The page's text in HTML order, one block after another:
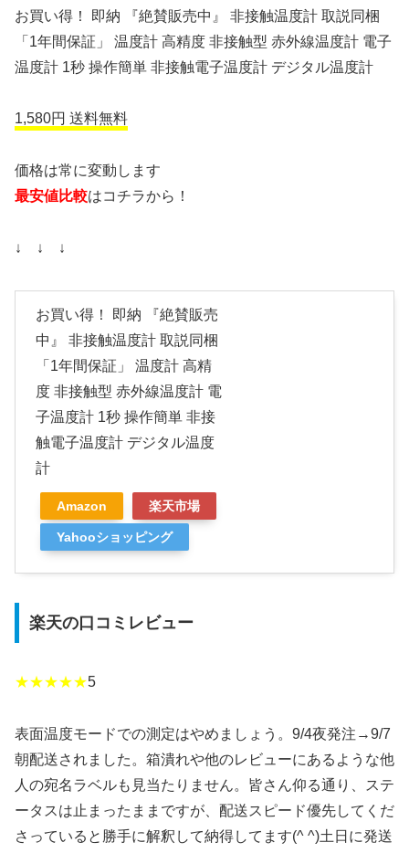
お買い得！ 即納 『絶賛販売中』 非接触温度計 取説同梱
「1年間保証」 温度計 高精度 非接触型 赤外線温度計 電子
温度計 1秒 操作簡単 非接触電子温度計 デジタル温度計
1,580円 送料無料
価格は常に変動します
最安値比較はコチラから！
↓ ↓ ↓
お買い得！ 即納 『絶賛販売
中』 非接触温度計 取説同梱
「1年間保証」 温度計 高精
度 非接触型 赤外線温度計 電
子温度計 1秒 操作簡単 非接
触電子温度計 デジタル温度
計
Amazon 楽天市場
Yahooショッピング
楽天の口コミレビュー
★★★★★5
表面温度モードでの測定はやめましょう。9/4夜発注→9/7
朝配送されました。箱潰れや他のレビューにあるような他
人の宛名ラベルも見当たりません。皆さん仰る通り、ステ
ータスは止まったままですが、配送スピード優先してくだ
さっていると勝手に解釈して納得してます(^ ^)土日に発送